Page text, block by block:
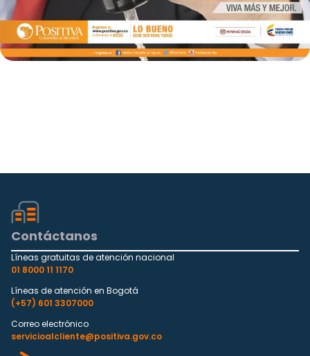
Contáctanos
Líneas gratuitas de atención nacional
01 8000 11 1170
Líneas de atención en Bogotá
(+57) 601 3307000
Correo electrónico
servicioalcliente@positiva.gov.co